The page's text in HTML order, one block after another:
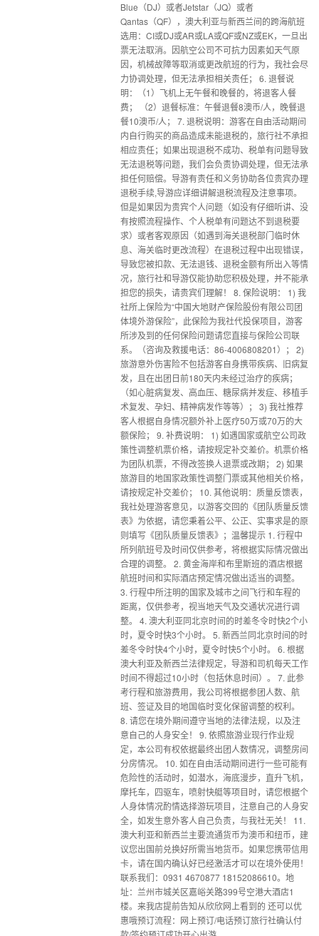
Blue（DJ）或者Jetstar（JQ）或者
Qantas（QF），澳大利亚与新西兰间的跨海航班
选用：CI或DJ或AR或LA或QF或NZ或EK，一旦出
票无法取消。因航空公司不可抗力因素如天气原
因，机械故障等取消或更改航班的行为，我社会尽
力协调处理，但无法承担相关责任； 6. 退餐说
明：（1）飞机上无午餐和晚餐的，将退客人餐
费； （2）退餐标准：午餐退餐8澳币/人，晚餐退
餐10澳币/人； 7. 退税说明：游客在自由活动期间
内自行购买的商品造成未能退税的，旅行社不承担
相应责任；如果出现退税不成功、税单有问题导致
无法退税等问题，我们会负责协调处理，但无法承
担任何赔偿。导游有责任和义务协助各位贵宾办理
退税手续,导游应详细讲解退税流程及注意事项。
但是如果因为贵宾个人问题（如没有仔细听讲、没
有按照流程操作、个人税单有问题达不到退税要
求）或者客观原因（如遇到海关退税部门临时休
息、海关临时更改流程）在退税过程中出现错误，
导致您被扣款、无法退钱、退税金额有所出入等情
况，旅行社和导游仅能协助您积极处理，并不能承
担您的损失，请贵宾们理解！ 8. 保险说明： 1) 我
社所上保险为“中国大地财产保险股份有限公司团
体境外游保险”，此保险为我社代投保项目，游客
所涉及到的任何保险问题请您直接与保险公司联
系。（咨询及救援电话：86-4006808201）； 2)
旅游意外伤害险不包括游客自身携带疾病、旧病复
发，且在出团日前180天内未经过治疗的疾病；
（如心脏病复发、高血压、糖尿病并发症、移植手
术复发、孕妇、精神病发作等等）； 3) 我社推荐
客人根据自身情况额外补上医疗50万或70万的大
额保险； 9. 补费说明： 1) 如遇国家或航空公司政
策性调整机票价格，请按规定补交差价。机票价格
为团队机票，不得改签换人退票或改期； 2) 如果
旅游目的地国家政策性调整门票或其他相关价格，
请按规定补交差价； 10. 其他说明：质量反馈表，
我社处理游客意见，以游客交回的《团队质量反馈
表》为依据，请您秉着公平、公正、实事求是的原
则填写《团队质量反馈表》；温馨提示 1. 行程中
所列航班号及时间仅供参考，将根据实际情况做出
合理的调整。 2. 黄金海岸和布里斯班的酒店根据
航班时间和实际酒店预定情况做出适当的调整。
3. 行程中所注明的国家及城市之间飞行和车程的
距离，仅供参考，视当地天气及交通状况进行调
整。 4. 澳大利亚同北京时间的时差冬令时快2个小
时，夏令时快3个小时。 5. 新西兰同北京时间的时
差冬令时快4个小时，夏令时快5个小时。 6. 根据
澳大利亚及新西兰法律规定，导游和司机每天工作
时间不得超过10小时（包括休息时间）。 7. 此参
考行程和旅游费用，我公司将根据参团人数、航
班、签证及目的地国临时变化保留调整的权利。
8. 请您在境外期间遵守当地的法律法规，以及注
意自己的人身安全！ 9. 依照旅游业现行作业规
定，本公司有权依据最终出团人数情况，调整房间
分房情况。 10. 如在自由活动期间进行一些可能有
危险性的活动时，如潜水，海底漫步，直升飞机，
摩托车，四驱车，喷射快艇等项目时，请您根据个
人身体情况酌情选择游玩项目，注意自己的人身安
全，如发生意外客人自己负责，与我社无关！ 11.
澳大利亚和新西兰主要流通货币为澳币和纽币，建
议您出国前兑换好所需当地货币。如果您携带信用
卡，请在国内确认好已经激活才可以在境外使用！
联系我们：0931 4670877 18152086610。地
址：兰州市城关区嘉峪关路399号空港大酒店1
楼。来我店提前告知从欣欣网上看到的 还可以优
惠哦预订流程：网上预订/电话预订旅行社确认付